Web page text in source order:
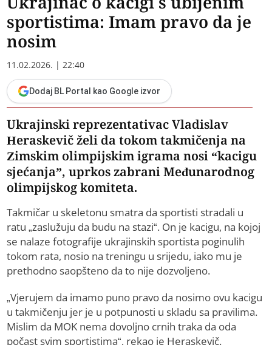
sportistima: Imam pravo da je
nosim
11.02.2026. | 22:40
Dodaj BL Portal kao Google izvor
Ukrajinski reprezentativac Vladislav
Heraskevič želi da tokom takmičenja na
Zimskim olimpijskim igrama nosi “kacigu
sjećanja”, uprkos zabrani Međunarodnog
olimpijskog komiteta.
Takmičar u skeletonu smatra da sportisti stradali u
ratu „zaslužuju da budu na stazi“. On je kacigu, na kojoj
se nalaze fotografije ukrajinskih sportista poginulih
tokom rata, nosio na treningu u srijedu, iako mu je
prethodno saopšteno da to nije dozvoljeno.
„Vjerujem da imamo puno pravo da nosimo ovu kacigu
u takmičenju jer je u potpunosti u skladu sa pravilima.
Mislim da MOK nema dovoljno crnih traka da oda
počast svim sportistima“, rekao je Heraskevič.